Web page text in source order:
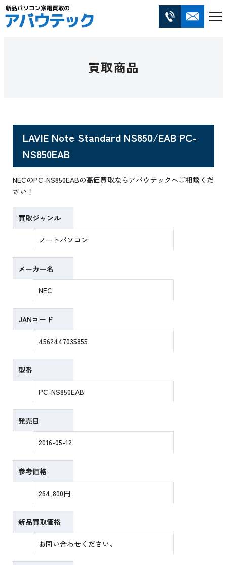
買取商品
LAVIE Note Standard NS850/EAB PC-
NS850EAB
NECのPC-NS850EABの高価買取ならアバウテックへご相談くだ
さい！
買取ジャンル
ノートパソコン
メーカー名
NEC
JANコード
4562447035855
型番
PC-NS850EAB
発売日
2016-05-12
参考価格
264,800円
新品買取価格
お問い合わせください。